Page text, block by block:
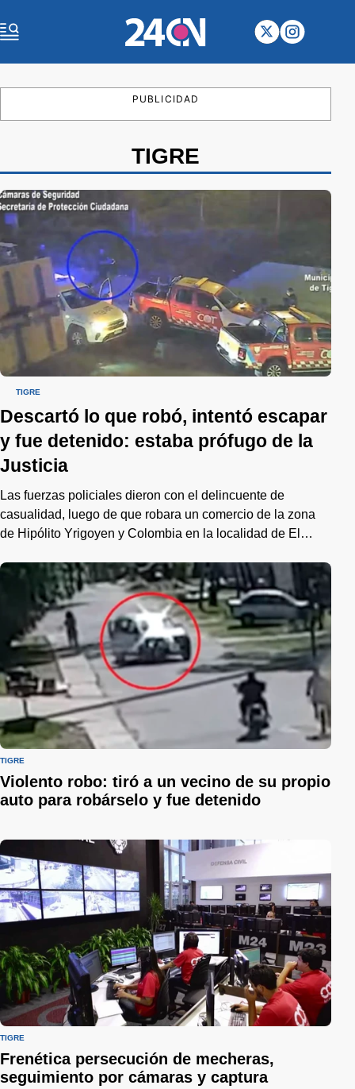
PUBLICIDAD
TIGRE
TIGRE
Descartó lo que robó, intentó escapar
y fue detenido: estaba prófugo de la
Justicia
Las fuerzas policiales dieron con el delincuente de
casualidad, luego de que robara un comercio de la zona
de Hipólito Yrigoyen y Colombia en la localidad de El
TIGRE
Violento robo: tiró a un vecino de su propio
auto para robárselo y fue detenido
TIGRE
Frenética persecución de mecheras,
seguimiento por cámaras y captura